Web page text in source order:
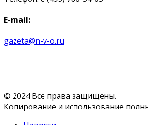
E-mail:
gazeta@n-v-o.ru
© 2024 Все права защищены.
Копирование и использование